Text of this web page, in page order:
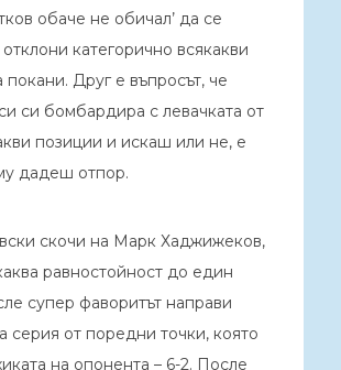
обаче не обичал’ да се
категорично всякакви
покани. Друг е въпросът, че
си бомбардира с левачката от
позиции и искаш или не, е
дадеш отпор.
скочи на Марк Хаджижеков,
равностойност до един
супер фаворитът направи
серия от поредни точки, която
на опонента – 6-2. После